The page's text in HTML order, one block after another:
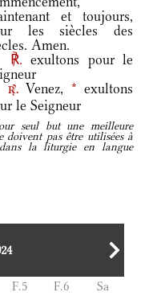
et toujours,
les siècles des
Amen.
℟. exultons pour le
r. Venez, * exultons
le Seigneur
seul but une meilleure
doivent pas être utilisées à
la liturgie en langue
F.5 F.6
Sa